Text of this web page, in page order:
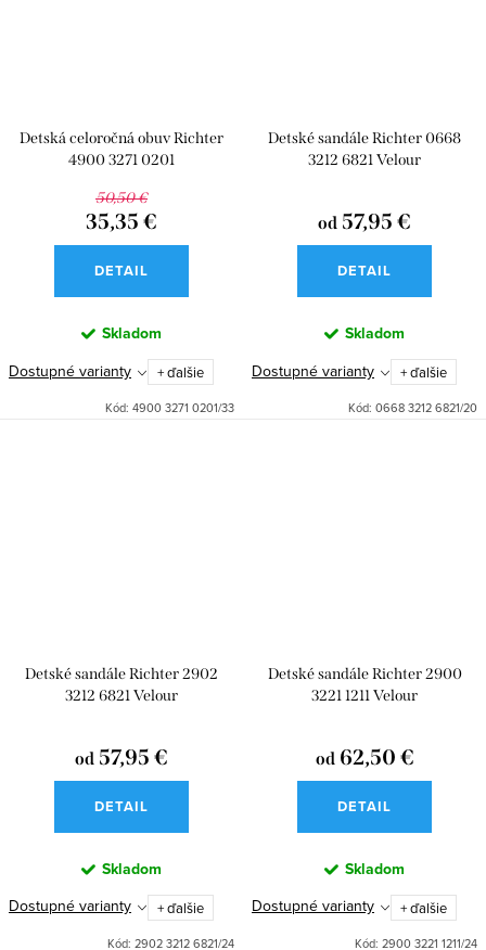
Detská celoročná obuv Richter
4900 3271 0201
50,50 €
35,35 €
DETAIL
Skladom
Dostupné varianty + ďalšie
Kód: 4900 3271 0201/33
Detské sandále Richter 0668
3212 6821 Velour
od 57,95 €
DETAIL
Skladom
Dostupné varianty + ďalšie
Kód: 0668 3212 6821/20
Detské sandále Richter 2902
3212 6821 Velour
od 57,95 €
DETAIL
Skladom
Dostupné varianty + ďalšie
Kód: 2902 3212 6821/24
Detské sandále Richter 2900
3221 1211 Velour
od 62,50 €
DETAIL
Skladom
Dostupné varianty + ďalšie
Kód: 2900 3221 1211/24